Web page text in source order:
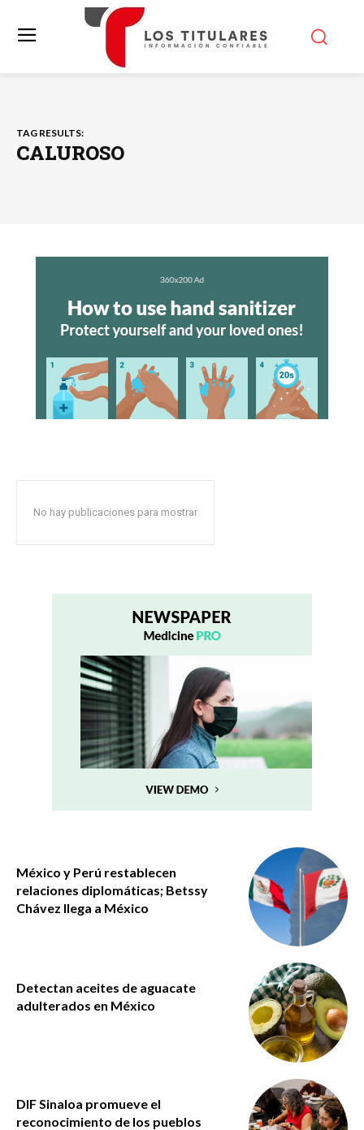
TAG RESULTS:
CALUROSO
No hay publicaciones para mostrar
México y Perú restablecen
relaciones diplomáticas; Betssy
Chávez llega a México
Detectan aceites de aguacate
adulterados en México
DIF Sinaloa promueve el
reconocimiento de los pueblos